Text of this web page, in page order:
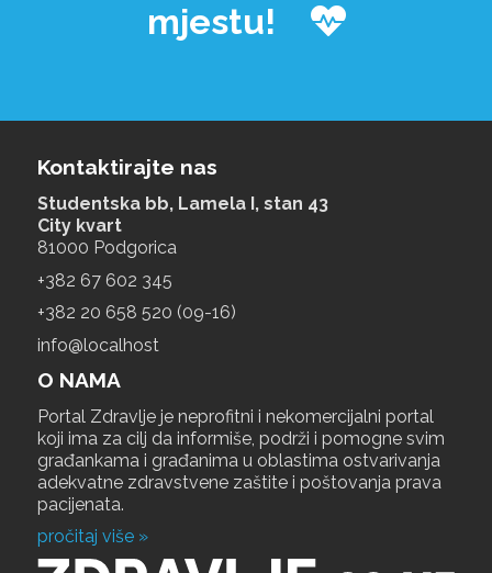
mjestu!
Kontaktirajte nas
Studentska bb, Lamela I, stan 43
City kvart
81000 Podgorica
+‎382 67 602 345
+‎382 20 658 520 (09-16)
info@localhost
O NAMA
Portal Zdravlje je neprofitni i nekomercijalni portal
koji ima za cilj da informiše, podrži i pomogne svim
građankama i građanima u oblastima ostvarivanja
adekvatne zdravstvene zaštite i poštovanja prava
pacijenata.
pročitaj više »